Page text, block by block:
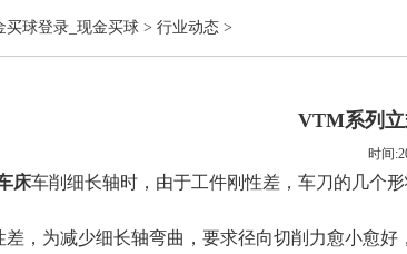
买球登录_现金买球 > 行业动态 >
VTM系列
时间
床车削细长轴时，由于工件刚性差，车刀的几个
，为减少细长轴弯曲，要求径向切削力愈小愈